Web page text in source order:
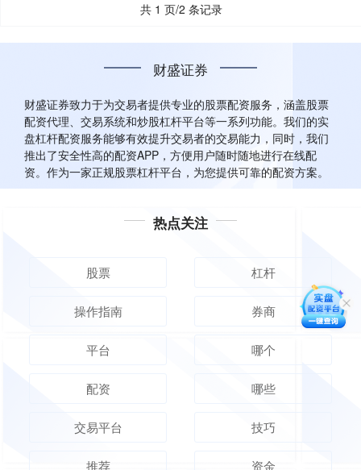
共 1 页/2 条记录
财盛证券
财盛证券致力于为交易者提供专业的股票配资服务，涵盖股票
配资代理、交易系统和炒股杠杆平台等一系列功能。我们的实
盘杠杆配资服务能够有效提升交易者的交易能力，同时，我们
推出了安全性高的配资APP，方便用户随时随地进行在线配
资。作为一家正规股票杠杆平台，为您提供可靠的配资方案。
热点关注
股票 杠杆
操作指南 券商
平台 哪个
配资 哪些
交易平台 技巧
推荐 资金